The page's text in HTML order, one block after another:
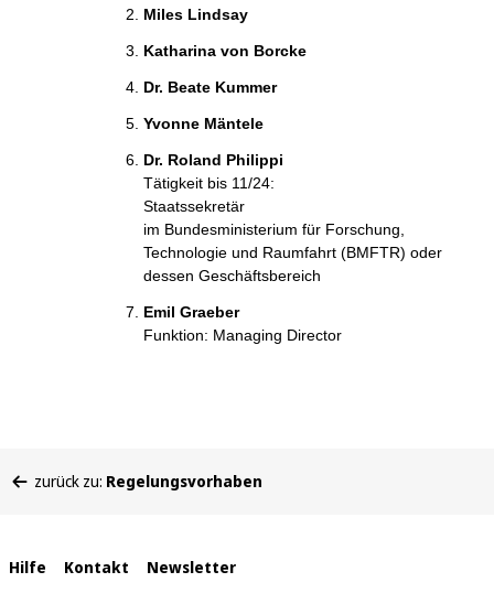
Miles Lindsay
Katharina von Borcke
Dr. Beate Kummer
Yvonne Mäntele
Dr. Roland Philippi
Tätigkeit bis 11/24:
Staatssekretär
im Bundesministerium für Forschung,
Technologie und Raumfahrt (BMFTR) oder
dessen Geschäftsbereich
Emil Graeber
Funktion: Managing Director
befinden
zurück zu: Regelungsvorhaben
Interne
Hilfe Kontakt Newsletter